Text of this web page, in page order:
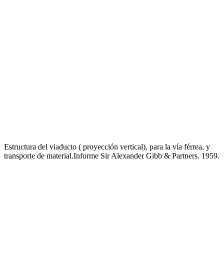
Estructura del viaducto ( proyección vertical), para la vía férrea, y
transporte de material.Informe Sir Alexander Gibb & Partners. 1959.